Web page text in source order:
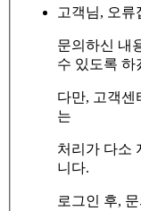
고객님, 오
문의하신 내
수 있도록 하
다만, 고객센
는
처리가 다소
니다.
로그인 후,